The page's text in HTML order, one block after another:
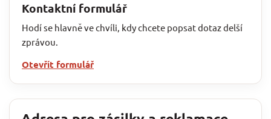
Kontaktní formulář
Hodí se hlavně ve chvíli, kdy chcete popsat dotaz delší
zprávou.
Otevřít formulář